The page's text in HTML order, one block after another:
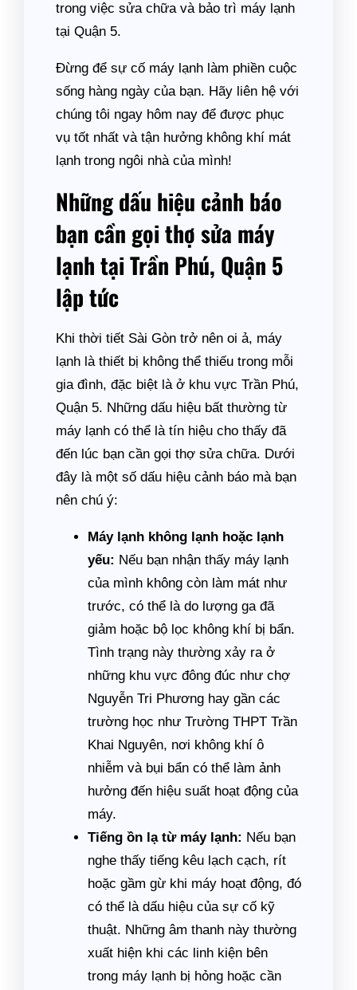
trong việc sửa chữa và bảo trì máy lạnh
tại Quận 5.
Đừng để sự cố máy lạnh làm phiền cuộc
sống hàng ngày của bạn. Hãy liên hệ với
chúng tôi ngay hôm nay để được phục
vụ tốt nhất và tận hưởng không khí mát
lạnh trong ngôi nhà của mình!
Những dấu hiệu cảnh báo
bạn cần gọi thợ sửa máy
lạnh tại Trần Phú, Quận 5
lập tức
Khi thời tiết Sài Gòn trở nên oi ả, máy
lạnh là thiết bị không thể thiếu trong mỗi
gia đình, đặc biệt là ở khu vực Trần Phú,
Quận 5. Những dấu hiệu bất thường từ
máy lạnh có thể là tín hiệu cho thấy đã
đến lúc bạn cần gọi thợ sửa chữa. Dưới
đây là một số dấu hiệu cảnh báo mà bạn
nên chú ý:
Máy lạnh không lạnh hoặc lạnh
yếu: Nếu bạn nhận thấy máy lạnh
của mình không còn làm mát như
trước, có thể là do lượng ga đã
giảm hoặc bộ lọc không khí bị bẩn.
Tình trạng này thường xảy ra ở
những khu vực đông đúc như chợ
Nguyễn Tri Phương hay gần các
trường học như Trường THPT Trần
Khai Nguyên, nơi không khí ô
nhiễm và bụi bẩn có thể làm ảnh
hưởng đến hiệu suất hoạt động của
máy.
Tiếng ồn lạ từ máy lạnh: Nếu bạn
nghe thấy tiếng kêu lạch cạch, rít
hoặc gầm gừ khi máy hoạt động, đó
có thể là dấu hiệu của sự cố kỹ
thuật. Những âm thanh này thường
xuất hiện khi các linh kiện bên
trong máy lạnh bị hỏng hoặc cần